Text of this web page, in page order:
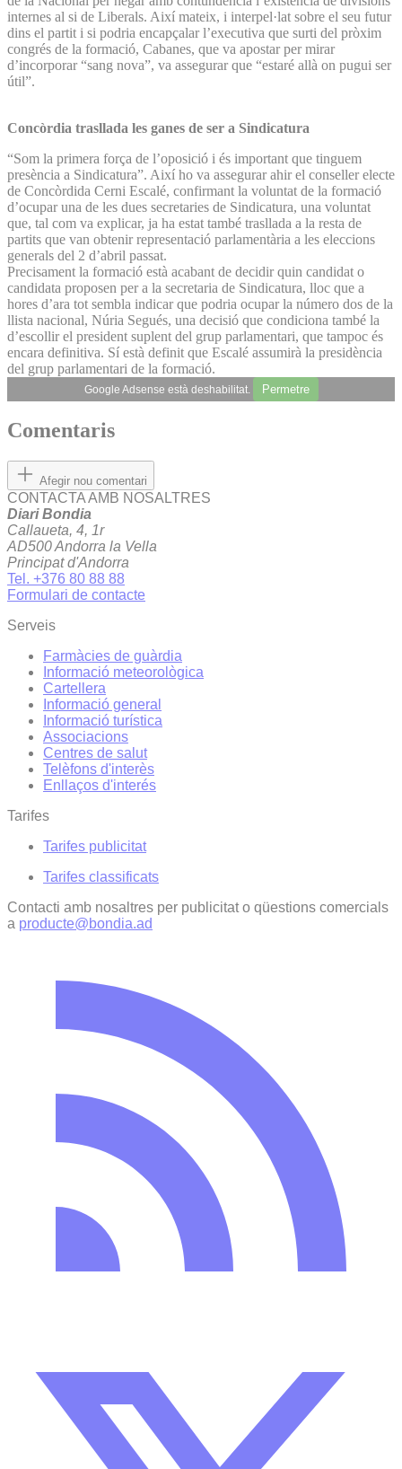
internes al si de Liberals. Així mateix, i interpel·lat sobre el seu futur
dins el partit i si podria encapçalar l’executiva que surti del pròxim
congrés de la formació, Cabanes, que va apostar per mirar
d’incorporar “sang nova”, va assegurar que “estaré allà on pugui ser
útil”.
Concòrdia trasllada les ganes de ser a Sindicatura
“Som la primera força de l’oposició i és important que tinguem
presència a Sindicatura”. Així ho va assegurar ahir el conseller electe
de Concòrdida Cerni Escalé, confirmant la voluntat de la formació
d’ocupar una de les dues secretaries de Sindicatura, una voluntat
que, tal com va explicar, ja ha estat també trasllada a la resta de
partits que van obtenir representació parlamentària a les eleccions
generals del 2 d’abril passat.
Precisament la formació està acabant de decidir quin candidat o
candidata proposen per a la secretaria de Sindicatura, lloc que a
hores d’ara tot sembla indicar que podria ocupar la número dos de la
llista nacional, Núria Segués, una decisió que condiciona també la
d’escollir el president suplent del grup parlamentari, que tampoc és
encara definitiva. Sí està definit que Escalé assumirà la presidència
del grup parlamentari de la formació.
Google Adsense està deshabilitat. Permetre
Comentaris
Afegir nou comentari
CONTACTA AMB NOSALTRES
Diari Bondia
Callaueta, 4, 1r
AD500 Andorra la Vella
Principat d'Andorra
Tel. +376 80 88 88
Formulari de contacte
Serveis
Farmàcies de guàrdia
Informació meteorològica
Cartellera
Informació general
Informació turística
Associacions
Centres de salut
Telèfons d'interès
Enllaços d'interés
Tarifes
Tarifes publicitat
Tarifes classificats
Contacti amb nosaltres per publicitat o qüestions comercials
a producte@bondia.ad